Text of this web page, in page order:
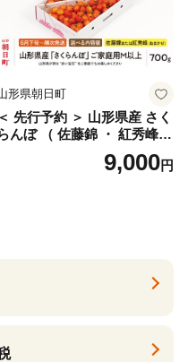
形県朝日町
＜ 先行予約 ＞ 山形県産 さく
んぼ （ 佐藤錦 ・ 紅秀峰
） ご家庭用 M以上 700g 【20
26年6月下旬から7月上旬発
9,000円